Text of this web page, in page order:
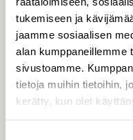
tukemiseen ja
jaamme sosiaalisen
alan kumppaneillemme
sivustoamme.
tietoja muihin tietoihin,
kerätty, kun olet
CAPMAN OYJ
Hanna Hinkkanen
tiedottaja